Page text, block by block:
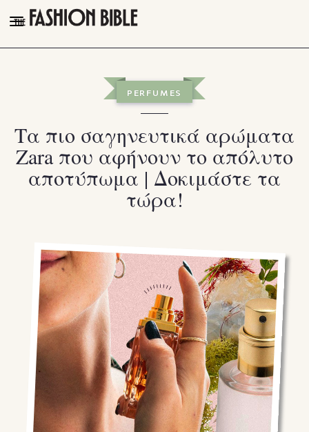
THE FASHION BIBLE
TALK OF THE TOWN
PLEASURES
VIDEOS
Instagram
Youtube
TikTok
X(Twitter)
PERFUMES
Τα πιο σαγηνευτικά αρώματα
Zara που αφήνουν το απόλυτο
αποτύπωμα | Δοκιμάστε τα
τώρα!